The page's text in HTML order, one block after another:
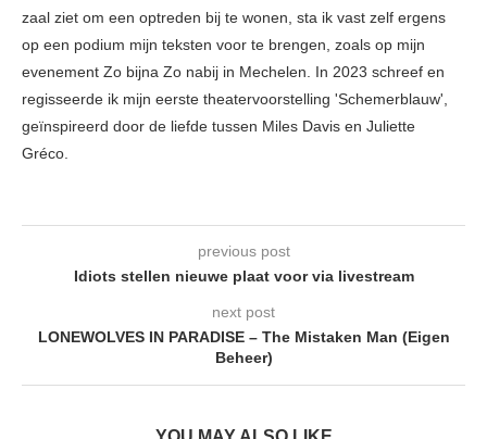
zaal ziet om een optreden bij te wonen, sta ik vast zelf ergens
op een podium mijn teksten voor te brengen, zoals op mijn
evenement Zo bijna Zo nabij in Mechelen. In 2023 schreef en
regisseerde ik mijn eerste theatervoorstelling 'Schemerblauw',
geïnspireerd door de liefde tussen Miles Davis en Juliette
Gréco.
previous post
Idiots stellen nieuwe plaat voor via livestream
next post
LONEWOLVES IN PARADISE – The Mistaken Man (Eigen
Beheer)